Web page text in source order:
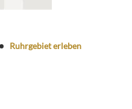
Ruhrgebiet erleben